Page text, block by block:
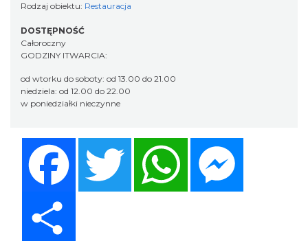
Rodzaj obiektu: Restauracja
DOSTĘPNOŚĆ
Całoroczny
GODZINY ITWARCIA:
od wtorku do soboty: od 13.00 do 21.00
niedziela: od 12.00 do 22.00
w poniedziałki nieczynne
Twitter WhatsApp